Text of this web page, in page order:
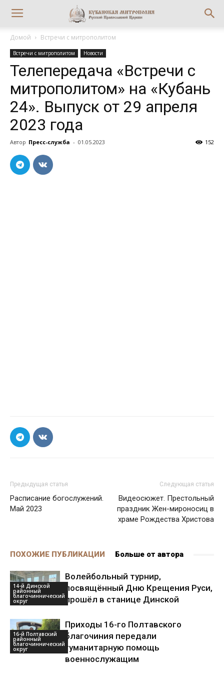
Домой Встречи с митрополитом
Встречи с митрополитом Новости
Телепередача «Встречи с
митрополитом» на «Кубань
24». Выпуск от 29 апреля
2023 года
Автор Пресс-служба - 01.05.2023 152
Предыдущая статья
Расписание богослужений.
Май 2023
Следующая статья
Видеосюжет. Престольный
праздник Жен-мироносиц в
храме Рождества Христова
ПОХОЖИЕ ПУБЛИКАЦИИ Больше от автора
14-й Динской
районный
благочиннический
округ
Волейбольный турнир,
посвящённый Дню Крещения Руси,
прошёл в станице Динской
16-й Полтавский
районный
благочиннический
округ
Приходы 16-го Полтавского
благочиния передали
гуманитарную помощь
военнослужащим